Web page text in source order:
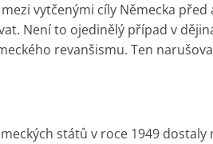
vytčenými cíly Německa
Není to ojedinělý případ v
revanšismu. Ten
států v roce 1949